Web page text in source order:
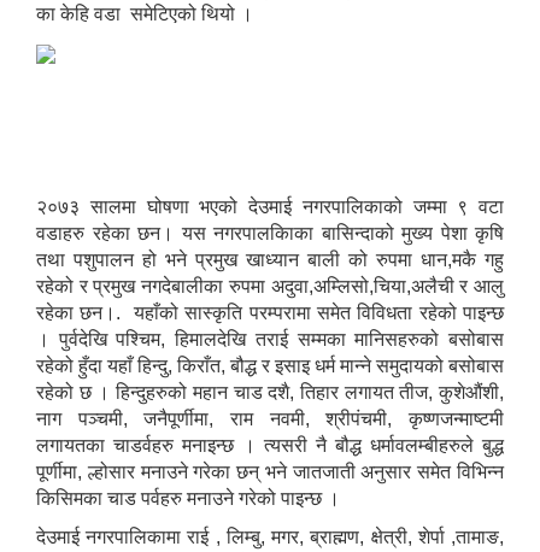
का केहि वडा समेटिएको थियो ।
२०७३ सालमा घोषणा भएको देउमाई नगरपालिकाको जम्मा ९ वटा
वडाहरु रहेका छन। यस नगरपालकिाका बासिन्दाको मुख्य पेशा कृषि
तथा पशुपालन हो भने प्रमुख खाध्यान बाली को रुपमा धान,मकै गहु
रहेको र प्रमुख नगदेबालीका रुपमा अदुवा,अम्लिसो,चिया,अलैची र आलु
रहेका छन।. यहाँको सास्कृति परम्परामा समेत विविधता रहेको पाइन्छ
। पुर्वदेखि पश्चिम, हिमालदेखि तराई सम्मका मानिसहरुको बसोबास
रहेको हुँदा यहाँ हिन्दु, किराँत, बौद्ध र इसाइ धर्म मान्ने समुदायको बसोबास
रहेको छ । हिन्दुहरुको महान चाड दशै, तिहार लगायत तीज, कुशेऔंशी,
नाग पञ्चमी, जनैपूर्णीमा, राम नवमी, श्रीपंचमी, कृष्णजन्माष्टमी
लगायतका चाडर्वहरु मनाइन्छ । त्यसरी नै बौद्ध धर्मावलम्बीहरुले बुद्ध
पूर्णीमा, ल्होसार मनाउने गरेका छन् भने जातजाती अनुसार समेत विभिन्न
किसिमका चाड पर्वहरु मनाउने गरेको पाइन्छ ।
देउमाई नगरपालिकामा राई , लिम्बु, मगर, ब्राह्मण, क्षेत्री, शेर्पा ,तामाङ,